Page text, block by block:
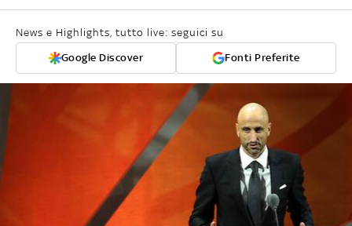
News e Highlights, tutto live: seguici su
Google Discover Fonti Preferite